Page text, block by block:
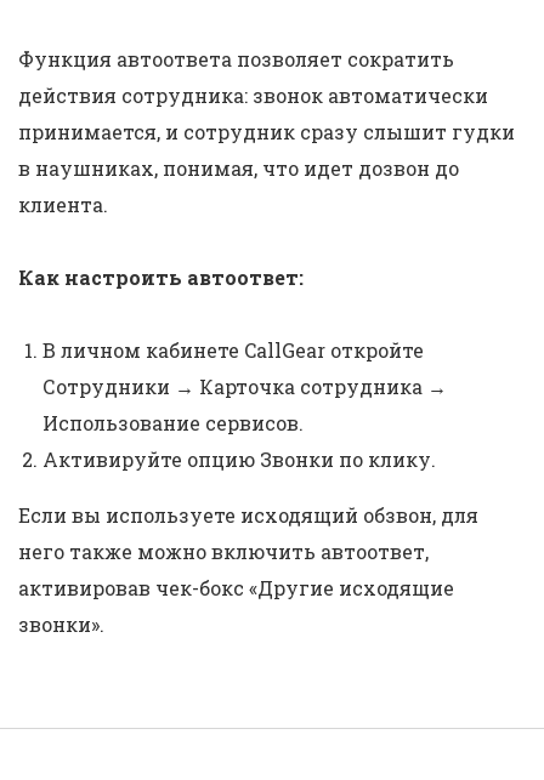
Функция автоответа позволяет сократить
действия сотрудника: звонок автоматически
принимается, и сотрудник сразу слышит гудки
в наушниках, понимая, что идет дозвон до
клиента.
Как настроить автоответ:
В личном кабинете CallGear откройте
Сотрудники → Карточка сотрудника →
Использование сервисов.
Активируйте опцию Звонки по клику.
Если вы используете исходящий обзвон, для
него также можно включить автоответ,
активировав чек-бокс «Другие исходящие
звонки».